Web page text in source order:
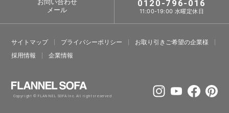
メール
0120-796-016
11:00-19:00 水曜定休日
サイトマップ プライバシーポリシー
お取り引きご希望の企業様
採⽤情報
企業情報
Copyright © FLANNEL SOFA Inc. All rights reserved